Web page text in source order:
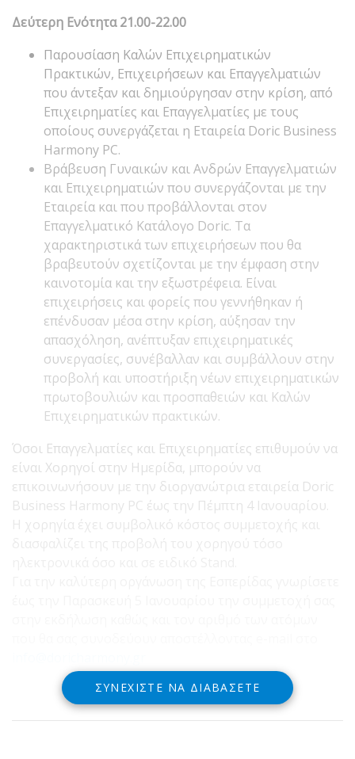
Δεύτερη Ενότητα 21.00-22.00
Παρουσίαση Καλών Επιχειρηματικών
Πρακτικών, Επιχειρήσεων και Επαγγελματιών
που άντεξαν και δημιούργησαν στην κρίση, από
Επιχειρηματίες και Επαγγελματίες με τους
οποίους συνεργάζεται η Εταιρεία Doric Business
Harmony PC.
Βράβευση Γυναικών και Ανδρών Επαγγελματιών
και Επιχειρηματιών που συνεργάζονται με την
Εταιρεία και που προβάλλονται στον
Επαγγελματικό Κατάλογο Doric. Τα
χαρακτηριστικά των επιχειρήσεων που θα
βραβευτούν σχετίζονται με την έμφαση στην
καινοτομία και την εξωστρέφεια. Είναι
επιχειρήσεις και φορείς που γεννήθηκαν ή
επένδυσαν μέσα στην κρίση, αύξησαν την
απασχόληση, ανέπτυξαν επιχειρηματικές
συνεργασίες, συνέβαλλαν και συμβάλλουν στην
προβολή και υποστήριξη νέων επιχειρηματικών
πρωτοβουλιών και προσπαθειών και Καλών
Επιχειρηματικών πρακτικών.
Όσοι Επαγγελματίες και Επιχειρηματίες επιθυμούν να
είναι Χορηγοί στην Ημερίδα, μπορούν να
επικοινωνήσουν με την διοργανώτρια εταιρεία Doric
Business Harmony PC έως την Πέμπτη 4 Ιανουαρίου.
Η χορηγία έχει συμβολικό κόστος συμμετοχής και
ΣΥΝΕΧΊΣΤΕ ΝΑ ΔΙΑΒΆΣΕΤΕ